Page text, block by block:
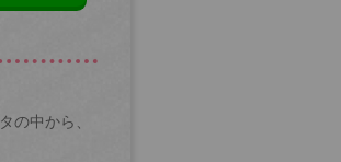
の中から、